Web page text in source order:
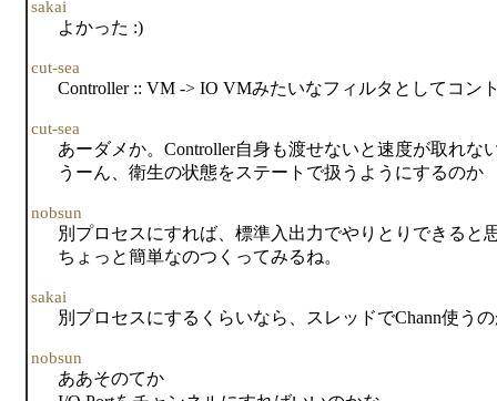
sakai
よかった :)
cut-sea
Controller :: VM -> IO VMみたいなフィルタとしてコン
cut-sea
あーダメか。Controller自身も渡せないと速度が取れな
うーん、衛生の状態をステートで扱うようにするのか
nobsun
別プロセスにすれば、標準入出力でやりとりできると
ちょっと簡単なのつくってみるね。
sakai
別プロセスにするくらいなら、スレッドでChann使う
nobsun
ああそのてか